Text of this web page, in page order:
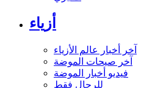
أزياء
آخر أخبار عالم الأزياء
آخر صيحات الموضة
فيديو أخبار الموضة
للرجال فقط